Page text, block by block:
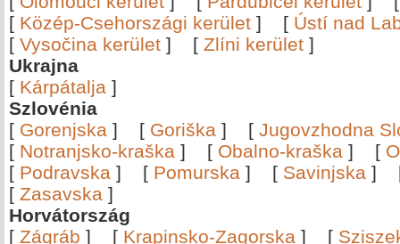
[ Közép-Csehországi kerület ] [ Ústí nad
[ Vysočina kerület ] [ Zlíni kerület ]
Ukrajna
[ Kárpátalja ]
Szlovénia
[ Gorenjska ] [ Goriška ] [ Jugovzhodna
[ Notranjsko-kraška ] [ Obalno-kraška ] [
[ Podravska ] [ Pomurska ] [ Savinjska ]
[ Zasavska ]
Horvátország
[ Zágráb ] [ Krapinsko-Zagorska ] [